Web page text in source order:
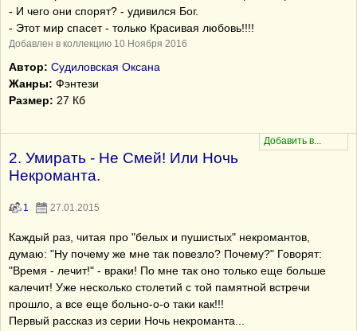
- И чего они спорят? - удивился Бог.
- Этот мир спасет - только Красивая любовь!!!!
Добавлен в коллекцию 10 Ноября 2016
Автор: Судиловская Оксана
Жанры: Фэнтези
Размер: 27 Кб
2. Умирать - Не Смей! Или Ночь
Некроманта.
1 27.01.2015
Каждый раз, читая про "белых и пушистых" некромантов,
думаю: "Ну почему же мне так повезло? Почему?" Говорят:
"Время - лечит!" - враки! По мне так оно только еще больше
калечит! Уже несколько столетий с той памятной встречи
прошло, а все еще больно-о-о таки как!!!
Первый рассказ из серии Ночь некроманта...